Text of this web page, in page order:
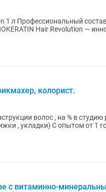
1 л Профессиональный
Hair Revolution —
колорист.
волос , на % в
, укладки) С опытом от 1
с витаминно-